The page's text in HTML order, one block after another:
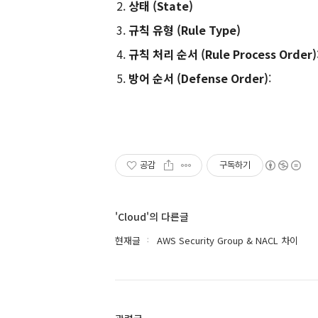
상태 (State)
규칙 유형 (Rule Type)
규칙 처리 순서 (Rule Process Order)
방어 순서 (Defense Order):
공감 구독하기
'Cloud'의 다른글
현재글 AWS Security Group & NACL 차이